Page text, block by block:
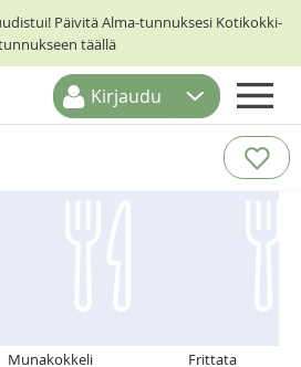
Päivitä Alma-tunnuksesi Kotikokki-
täällä
Kirjaudu
Munakokkeli
Frittata